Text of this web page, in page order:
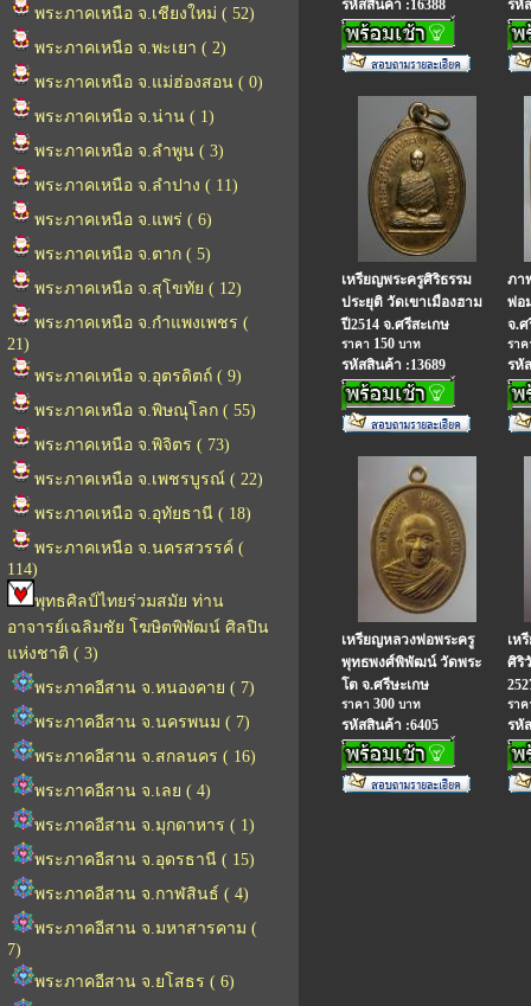
พระภาคเหนือ จ.เชียงใหม่ ( 52)
พระภาคเหนือ จ.พะเยา ( 2)
พระภาคเหนือ จ.แม่ฮ่องสอน ( 0)
พระภาคเหนือ จ.น่าน ( 1)
พระภาคเหนือ จ.ลำพูน ( 3)
พระภาคเหนือ จ.ลำปาง ( 11)
พระภาคเหนือ จ.แพร่ ( 6)
พระภาคเหนือ จ.ตาก ( 5)
พระภาคเหนือ จ.สุโขทัย ( 12)
พระภาคเหนือ จ.กำแพงเพชร (
21)
พระภาคเหนือ จ.อุตรดิตถ์ ( 9)
พระภาคเหนือ จ.พิษณุโลก ( 55)
พระภาคเหนือ จ.พิจิตร ( 73)
พระภาคเหนือ จ.เพชรบูรณ์ ( 22)
พระภาคเหนือ จ.อุทัยธานี ( 18)
พระภาคเหนือ จ.นครสวรรค์ (
114)
พุทธศิลป์ไทยร่วมสมัย ท่าน
อาจารย์เฉลิมชัย โฆษิตพิพัฒน์ ศิลปิน
แห่งชาติ ( 3)
พระภาคอีสาน จ.หนองคาย ( 7)
พระภาคอีสาน จ.นครพนม ( 7)
พระภาคอีสาน จ.สกลนคร ( 16)
พระภาคอีสาน จ.เลย ( 4)
พระภาคอีสาน จ.มุกดาหาร ( 1)
พระภาคอีสาน จ.อุดรธานี ( 15)
พระภาคอีสาน จ.กาฬสินธ์ ( 4)
พระภาคอีสาน จ.มหาสารคาม (
7)
พระภาคอีสาน จ.ยโสธร ( 6)
รหัสสินค้า :16388 รหั
เหรียญพระครูศิริธรรม
ประยุติ วัดเขาเมืองฮาม
ปี2514 จ.ศรีสะเกษ
ราคา 150 บาท
รหัสสินค้า :13689
ภา
พ่อ
จ.ศ
รา
รหั
เหรียญหลวงพ่อพระครู
พุทธพงศ์พิพัฒน์ วัดพระ
โต จ.ศรีษะเกษ
ราคา 300 บาท
รหัสสินค้า :6405
เห
ศิริ
รา
รหั